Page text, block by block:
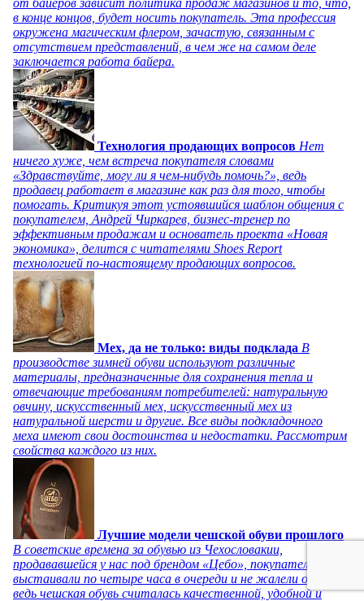
от байеров зависит политика продаж магазинов и то, что,
в конце концов, будет носить покупатель. Эта профессия
окружена магическим флером, зачастую, связанным с
отсутствием представлений, в чем же на самом деле
заключается работа байера.
Технология продающих вопросов Нет
ничего хуже, чем встреча покупателя словами
«Здравствуйте, могу ли я чем-нибудь помочь?», ведь
продавец работает в магазине как раз для того, чтобы
помогать. Критикуя этот устоявшийся шаблон общения с
покупателем, Андрей Чиркарев, бизнес-тренер по
эффективным продажам и основатель проекта «Новая
экономика», делится с читателями Shoes Report
технологией по-настоящему продающих вопросов.
Мех, да не только: виды подклада В
производстве зимней обуви используют различные
материалы, предназначенные для сохранения тепла и
отвечающие требованиям потребителей: натуральную
овчину, искусственный мех, искусственный мех из
натуральной шерсти и другие. Все виды подкладочного
меха имеют свои достоинства и недостатки. Рассмотрим
свойства каждого из них.
Лучшие модели чешской обуви прошлого
В советские времена за обувью из Чехословакии,
продававшейся у нас под брендом «Цебо», покупатели
выстаивали по четыре часа в очереди и не жалели об этом,
ведь чешская обувь считалась качественной, удобной и